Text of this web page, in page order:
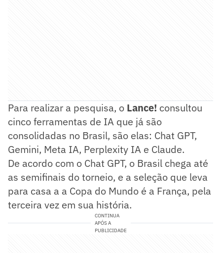
Para realizar a pesquisa, o Lance! consultou
cinco ferramentas de IA que já são
consolidadas no Brasil, são elas: Chat GPT,
Gemini, Meta IA, Perplexity IA e Claude.
De acordo com o Chat GPT, o Brasil chega até
as semifinais do torneio, e a seleção que leva
para casa a a Copa do Mundo é a França, pela
terceira vez em sua história.
CONTINUA
APÓS A
PUBLICIDADE